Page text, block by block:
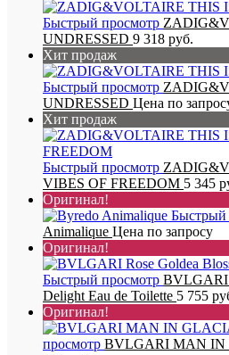
Быстрый просмотр
UNDRESSED 9 318 руб.
Хит продаж
Быстрый просмотр
UNDRESSED Цена по
Хит продаж
Быстрый просмотр
VIBES OF FREEDOM 5 345
Оригинал!
Быстрый
Animalique Цена по запросу
Оригинал!
Быстрый просмотр BVLGARI
Delight Eau de Toilette 5 755
Оригинал!
просмотр BVLGARI MAN IN